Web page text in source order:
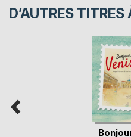
D’AUTRES